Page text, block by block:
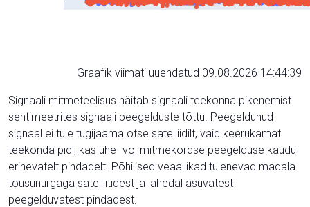
Graafik viimati uuendatud 09.08.2026 14:44:39
Signaali mitmeteelisus näitab signaali teekonna pikenemist
sentimeetrites signaali peegelduste tõttu. Peegeldunud
signaal ei tule tugijaama otse satelliidilt, vaid keerukamat
teekonda pidi, kas ühe- või mitmekordse peegelduse kaudu
erinevatelt pindadelt. Põhilised veaallikad tulenevad madala
tõusunurgaga satelliitidest ja lähedal asuvatest
peegelduvatest pindadest.